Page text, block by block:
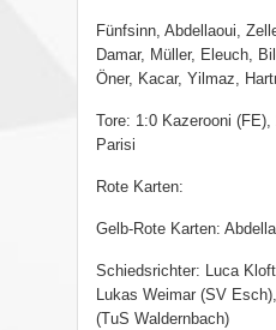
Fünfsinn, Abdellaoui,
Damar, Müller, Eleuch,
Öner, Kacar, Yilmaz,
Tore: 1:0 Kazerooni
Parisi
Rote Karten:
Gelb-Rote Karten:
Schiedsrichter: Luca
Lukas Weimar (SV
(TuS Waldernbach)